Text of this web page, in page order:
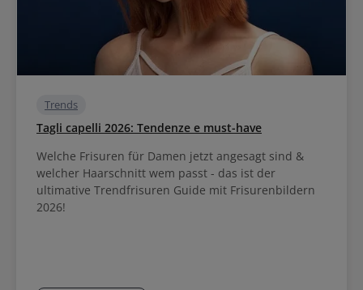
Trends
Tagli capelli 2026: Tendenze e must-have
Welche Frisuren für Damen jetzt angesagt sind &
welcher Haarschnitt wem passt - das ist der
ultimative Trendfrisuren Guide mit Frisurenbildern
2026!